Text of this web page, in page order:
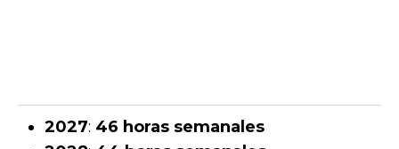
2027: 46 horas semanales